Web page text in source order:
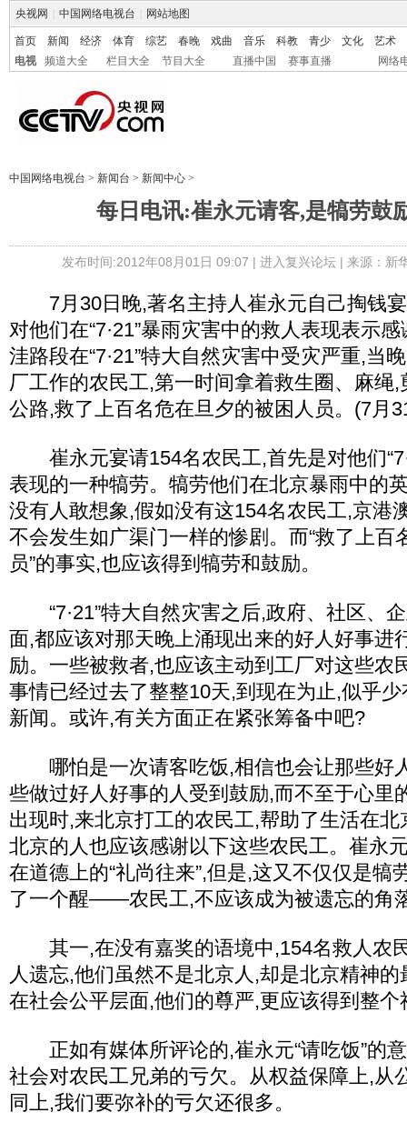
央视网 中国网络电视台 网站地图
首页 新闻 经济 体育 综艺 春晚 戏曲 音乐 科教 青少 文化
艺术
电视
频道大全 栏目大全 节目大全 直播中国 赛事直播 网络
中国网络电视台 > 新闻台 > 新闻中心 >
每日电讯:崔永元请客,是犒劳鼓
发布时间:2012年08月01日 09:07 | 进入复兴论坛| 来源：新
7月30日晚,著名主持人崔永元自己掏钱宴
对他们在“7·21”暴雨灾害中的救人表现表示
洼路段在“7·21”特大自然灾害中受灾严重,当
厂工作的农民工,第一时间拿着救生圈、麻绳
公路,救了上百名危在旦夕的被困人员。(7月
崔永元宴请154名农民工,首先是对他们
表现的一种犒劳。犒劳他们在北京暴雨中的
没有人敢想象,假如没有这154名农民工,京港
不会发生如广渠门一样的惨剧。而“救了上百
员”的事实,也应该得到犒劳和鼓励。
“7·21”特大自然灾害之后,政府、社区、
面,都应该对那天晚上涌现出来的好人好事进
励。一些被救者,也应该主动到工厂对这些农
事情已经过去了整整10天,到现在为止,似乎
新闻。或许,有关方面正在紧张筹备中吧?
哪怕是一次请客吃饭,相信也会让那些好
些做过好人好事的人受到鼓励,而不至于心里
出现时,来北京打工的农民工,帮助了生活在
北京的人也应该感谢以下这些农民工。崔永
在道德上的“礼尚往来”,但是,这又不仅仅是犒
了一个醒——农民工,不应该成为被遗忘的角
其一,在没有嘉奖的语境中,154名救人农
人遗忘,他们虽然不是北京人,却是北京精神
在社会公平层面,他们的尊严,更应该得到整个
正如有媒体所评论的,崔永元“请吃饭”的
社会对农民工兄弟的亏欠。从权益保障上,从
同上,我们要弥补的亏欠还很多。